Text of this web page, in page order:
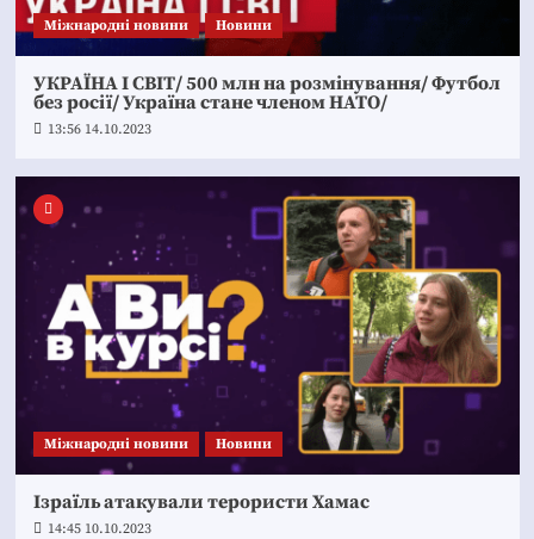
Міжнародні новини Новини
УКРАЇНА І СВІТ/ 500 млн на розмінування/ Футбол
без росії/ Україна стане членом НАТО/
13:56 14.10.2023
Міжнародні новини Новини
Ізраїль атакували терористи Хамас
14:45 10.10.2023